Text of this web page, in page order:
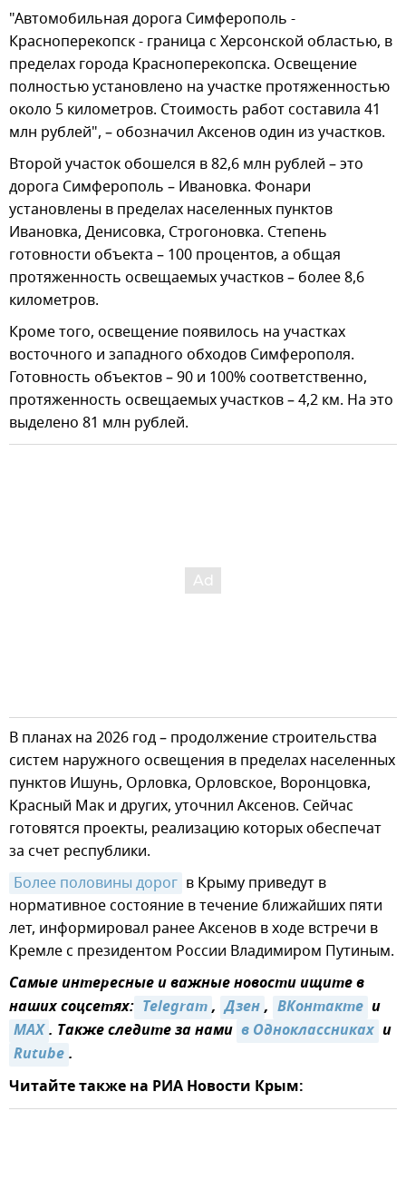
"Автомобильная дорога Симферополь -
Красноперекопск - граница с Херсонской областью, в
пределах города Красноперекопска. Освещение
полностью установлено на участке протяженностью
около 5 километров. Стоимость работ составила 41
млн рублей", – обозначил Аксенов один из участков.
Второй участок обошелся в 82,6 млн рублей – это
дорога Симферополь – Ивановка. Фонари
установлены в пределах населенных пунктов
Ивановка, Денисовка, Строгоновка. Степень
готовности объекта – 100 процентов, а общая
протяженность освещаемых участков – более 8,6
километров.
Кроме того, освещение появилось на участках
восточного и западного обходов Симферополя.
Готовность объектов – 90 и 100% соответственно,
протяженность освещаемых участков – 4,2 км. На это
выделено 81 млн рублей.
В планах на 2026 год – продолжение строительства
систем наружного освещения в пределах населенных
пунктов Ишунь, Орловка, Орловское, Воронцовка,
Красный Мак и других, уточнил Аксенов. Сейчас
готовятся проекты, реализацию которых обеспечат
за счет республики.
Более половины дорог в Крыму приведут в
нормативное состояние в течение ближайших пяти
лет, информировал ранее Аксенов в ходе встречи в
Кремле с президентом России Владимиром Путиным.
Самые интересные и важные новости ищите в
наших соцсетях: Telegram, Дзен, ВКонтакте и
MAX. Также следите за нами в Одноклассниках и
Rutube.
Читайте также на РИА Новости Крым: